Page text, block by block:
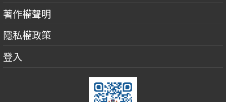
著作權聲明
隱私權政策
登入